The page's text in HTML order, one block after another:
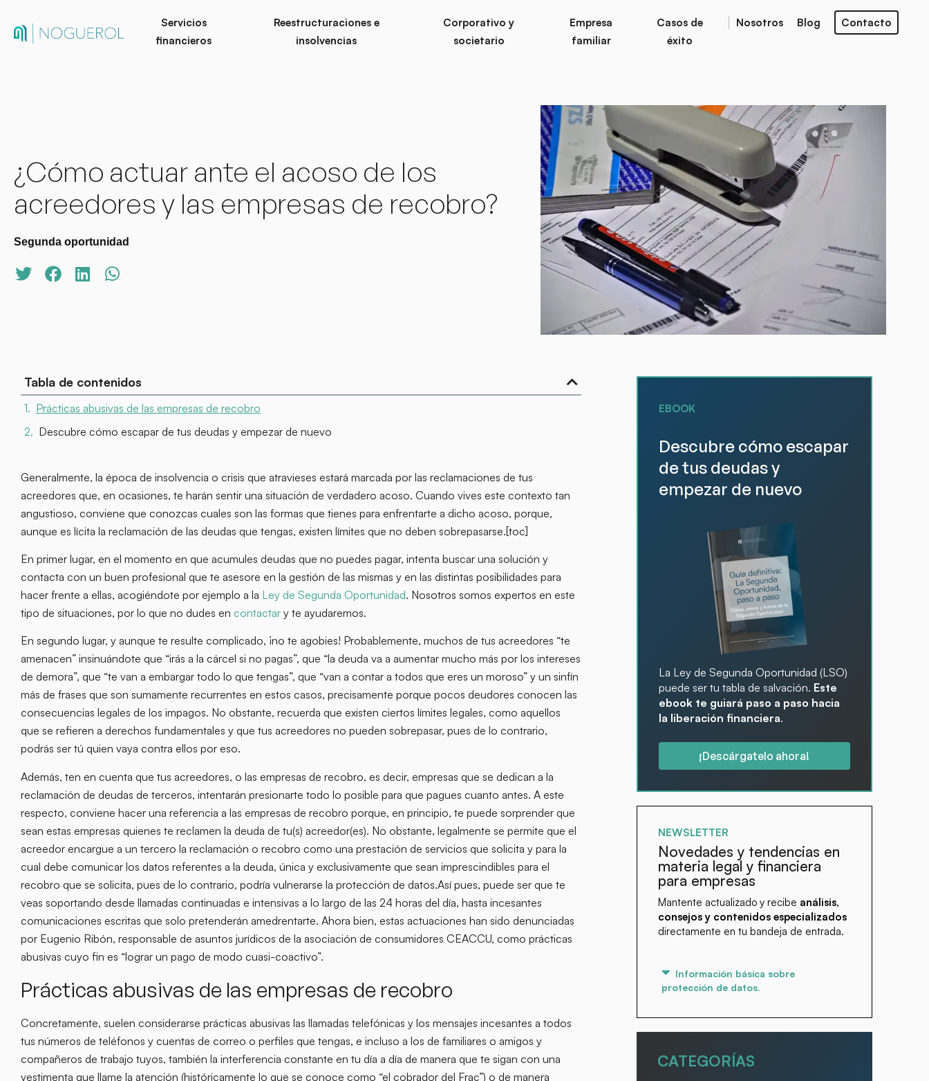
Servicios
financieros
Reestructuraciones e
insolvencias
Corporativo y
societario
Empresa
familiar
Casos de
éxito
Nosotros Blog Contacto
¿Cómo actuar ante el acoso de los
acreedores y las empresas de recobro?
Segunda oportunidad
Tabla de contenidos
Prácticas abusivas de las empresas de recobro
Descubre cómo escapar de tus deudas y empezar de nuevo
Generalmente, la época de insolvencia o crisis que atravieses estará marcada por las reclamaciones de tus
acreedores que, en ocasiones, te harán sentir una situación de verdadero acoso. Cuando vives este contexto tan
angustioso, conviene que conozcas cuales son las formas que tienes para enfrentarte a dicho acoso, porque,
aunque es lícita la reclamación de las deudas que tengas, existen límites que no deben sobrepasarse.[toc]
En primer lugar, en el momento en que acumules deudas que no puedes pagar, intenta buscar una solución y
contacta con un buen profesional que te asesore en la gestión de las mismas y en las distintas posibilidades para
hacer frente a ellas, acogiéndote por ejemplo a la Ley de Segunda Oportunidad. Nosotros somos expertos en este
tipo de situaciones, por lo que no dudes en contactar y te ayudaremos.
En segundo lugar, y aunque te resulte complicado, ¡no te agobies! Probablemente, muchos de tus acreedores “te
amenacen” insinuándote que “irás a la cárcel si no pagas”, que “la deuda va a aumentar mucho más por los intereses
de demora”, que “te van a embargar todo lo que tengas”, que “van a contar a todos que eres un moroso” y un sinfín
más de frases que son sumamente recurrentes en estos casos, precisamente porque pocos deudores conocen las
consecuencias legales de los impagos. No obstante, recuerda que existen ciertos límites legales, como aquellos
que se refieren a derechos fundamentales y que tus acreedores no pueden sobrepasar, pues de lo contrario,
podrás ser tú quien vaya contra ellos por eso.
Además, ten en cuenta que tus acreedores, o las empresas de recobro, es decir, empresas que se dedican a la
reclamación de deudas de terceros, intentarán presionarte todo lo posible para que pagues cuanto antes. A este
respecto, conviene hacer una referencia a las empresas de recobro porque, en principio, te puede sorprender que
sean estas empresas quienes te reclamen la deuda de tu(s) acreedor(es). No obstante, legalmente se permite que el
acreedor encargue a un tercero la reclamación o recobro como una prestación de servicios que solicita y para la
cual debe comunicar los datos referentes a la deuda, única y exclusivamente que sean imprescindibles para el
recobro que se solicita, pues de lo contrario, podría vulnerarse la protección de datos.Así pues, puede ser que te
veas soportando desde llamadas continuadas e intensivas a lo largo de las 24 horas del día, hasta incesantes
comunicaciones escritas que solo pretenderán amedrentarte. Ahora bien, estas actuaciones han sido denunciadas
por Eugenio Ribón, responsable de asuntos jurídicos de la asociación de consumidores CEACCU, como prácticas
abusivas cuyo fin es “lograr un pago de modo cuasi-coactivo”.
Prácticas abusivas de las empresas de recobro
Concretamente, suelen considerarse prácticas abusivas las llamadas telefónicas y los mensajes incesantes a todos
tus números de teléfonos y cuentas de correo o perfiles que tengas, e incluso a los de familiares o amigos y
compañeros de trabajo tuyos, también la interferencia constante en tu día a día de manera que te sigan con una
vestimenta que llame la atención (históricamente lo que se conoce como “el cobrador del Frac”) o de manera
EBOOK
Descubre cómo escapar
de tus deudas y
empezar de nuevo
La Ley de Segunda Oportunidad (LSO)
puede ser tu tabla de salvación. Este
ebook te guiará paso a paso hacia
la liberación financiera.
¡Descárgatelo ahora!
NEWSLETTER
Novedades y tendencias en
materia legal y financiera
para empresas
Mantente actualizado y recibe análisis,
consejos y contenidos especializados
directamente en tu bandeja de entrada.
Información básica sobre
protección de datos.
CATEGORÍAS